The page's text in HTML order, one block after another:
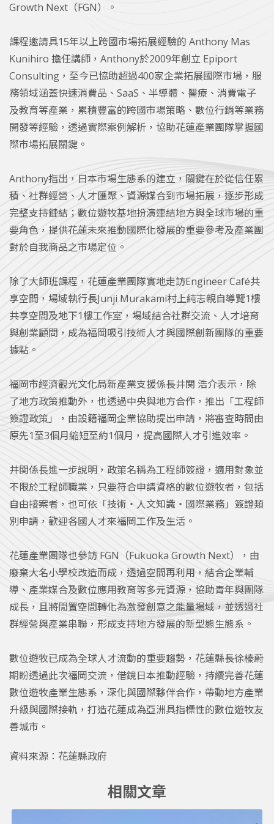
Growth Next（FGN）。
課程邀請具15年以上跨國市場拓展經驗的 Anthony Mas
Kunihiro 擔任講師，Anthony於2009年創立 Epiport
Consulting，至今已協助超過400家企業拓展國際市場，服
務領域涵蓋快速消費品、SaaS、半導體、醫療、消費電子
及教育等產業，累積豐富的跨國市場策略、數位行銷等業務
開發等經驗，透過實際案例解析，協助花蓮產業團隊掌握國
際市場拓展關鍵。
Anthony指出，日本市場生態系的建立，關鍵在於從信任累
積、社群經營、人才匯聚、資源媒合到市場拓展，逐步形成
完整支持鏈結；數位遊牧基地扮演連結地方與全球市場的重
要角色，提供花蓮未來推動國際化發展的重要參考及產業團
對於自我商品之市場定位。
除了大師班課程，花蓮產業團隊實地走訪Engineer Café共
享空間，場域執行長Junji Murakami村上純志親自導覽1樓
共享空間及地下1樓工作室，場域結合社群交流、人才培育
與創業顧問，成為福岡吸引技術人才與國際創新團隊的重要
據點。
福岡市經濟觀光文化局新產業支援係長井関 浩介表示，除
了地方政策推動外，也透過中央與地方合作，推出「工程師
簽證政策」，由設籍福岡企業協助提出申請，將審查時間由
原先1至3個月縮短至約1個月，提高國際人才引進效率。
井関係長進一步說明，政策名稱為工程師簽證，適用對象並
不限於工程師職業，只要符合申請資格的數位遊牧者，包括
自由接案者，也可依「技術・人文知識・國際業務」簽證類
別申請，歡迎各國人才來福岡工作及生活。
花蓮產業團隊也參訪 FGN（Fukuoka Growth Next），由
廢棄大名小學校改造而成，透過空間再利用，結合企業輔
導、產業媒合及數位應用教育等多元資源，協助青年與團隊
成長，且將閒置空間轉化為激發創意之能量場域，並透過社
群經營與產業串聯，形成支持地方發展的新型態生態系。
數位遊牧已成為全球人才流動的重要趨勢，花蓮縣長徐榛蔚
期盼透過此次福岡交流，借鏡日本推動經驗，持續完善花蓮
數位遊牧產業生態系，深化與國際夥伴合作，帶動地方產業
升級與國際接軌，打造花蓮成為亞洲具指標性的數位遊牧友
善城市。
資料來源： 花蓮縣政府
相關文章